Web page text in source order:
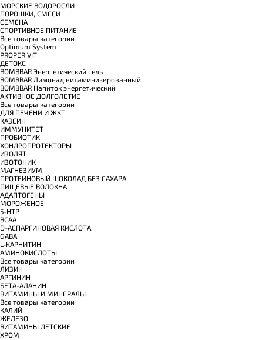
МОРСКИЕ ВОДОРОСЛИ
ПОРОШКИ, СМЕСИ
СЕМЕНА
СПОРТИВНОЕ ПИТАНИЕ
Все товары категории
Optimum System
PROPER VIT
ДЕТОКС
BOMBBAR Энергетический гель
BOMBBAR Лимонад витаминизированный
BOMBBAR Напиток энергетический
АКТИВНОЕ ДОЛГОЛЕТИЕ
Все товары категории
ДЛЯ ПЕЧЕНИ И ЖКТ
КАЗЕИН
ИММУНИТЕТ
ПРОБИОТИК
ХОНДРОПРОТЕКТОРЫ
ИЗОЛЯТ
ИЗОТОНИК
МАГНЕЗИУМ
ПРОТЕИНОВЫЙ ШОКОЛАД БЕЗ САХАРА
ПИЩЕВЫЕ ВОЛОКНА
АДАПТОГЕНЫ
МОРОЖЕНОЕ
5-HTP
BCAA
D-АСПАРГИНОВАЯ КИСЛОТА
GABA
L-КАРНИТИН
АМИНОКИСЛОТЫ
Все товары категории
ЛИЗИН
АРГИНИН
БЕТА-АЛАНИН
ВИТАМИНЫ И МИНЕРАЛЫ
Все товары категории
КАЛИЙ
ЖЕЛЕЗО
ВИТАМИНЫ ДЕТСКИЕ
ХРОМ